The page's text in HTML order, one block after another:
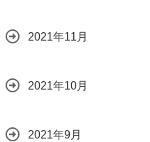
2021年11月
2021年10月
2021年9月